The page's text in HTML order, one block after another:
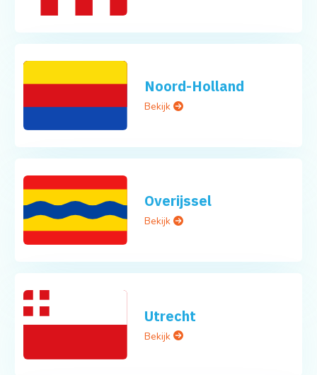
Noord-Holland
Bekijk
Overijssel
Bekijk
Utrecht
Bekijk